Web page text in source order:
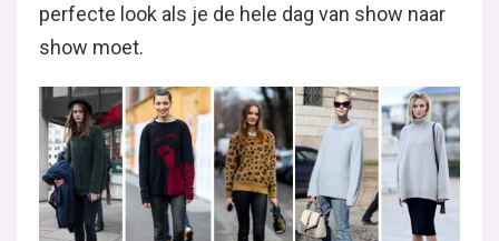
perfecte look als je de hele dag van show naar
show moet.